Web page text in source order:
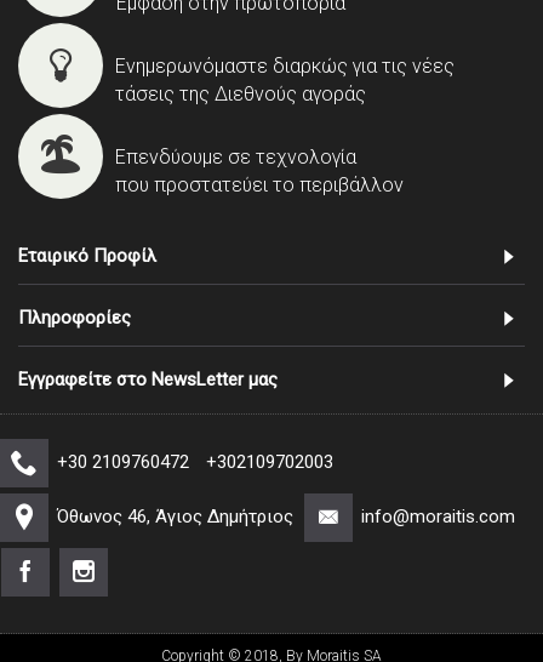
Ενημερωνόμαστε διαρκώς για τις νέες
τάσεις της Διεθνούς αγοράς
Επενδύουμε σε τεχνολογία
που προστατεύει το περιβάλλον
Εταιρικό Προφίλ
Πληροφορίες
Εγγραφείτε στο NewsLetter μας
+30 2109760472 +302109702003
Όθωνος 46, Άγιος Δημήτριος info@moraitis.com
Copyright © 2018, By Moraitis SA